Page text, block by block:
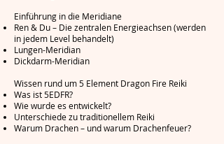
Einführung in die Meridiane
Ren & Du – Die zentralen Energieachsen (werden
in jedem Level behandelt)
Lungen-Meridian
Dickdarm-Meridian
Wissen rund um 5 Element Dragon Fire Reiki
Was ist 5EDFR?
Wie wurde es entwickelt?
Unterschiede zu traditionellem Reiki
Warum Drachen – und warum Drachenfeuer?